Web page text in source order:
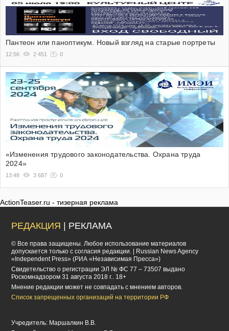
Пантеон или паноптикум. Новый взгляд на старые портреты
12:56 2 451 0
«Изменения трудового законодательства. Охрана труда
2024»
13:48 3 687 0
ActionTeaser.ru - тизерная реклама
РЕДАКЦИЯ | РЕКЛАМА
© Все права защищены. Любое использование материалов
допускается только с согласия редакции. | Russian News Agency
«Independent Press» (РИА «Независимая Пресса»)
Cвидетельство о регистрации ЭЛ № ФС 77 – 73507 выдано
Роскомнадзором 31 августа 2018 г.. 18+
Мнение редакции может не совпадать с мнением авторов.
Список запрещенных организаций на территории РФ
Учредитель: Маршалкин В.В.